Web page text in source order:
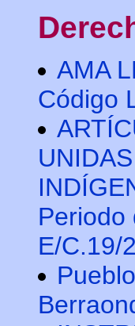
AMA
Código
Periodo
E/C.19/